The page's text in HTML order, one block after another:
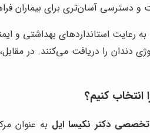
دسترسی آسان‌تری برای بیماران
به رعایت استانداردهای بهداشتی و
را دریافت می‌کنند. در
انتخاب کنیم؟
تخصصی دکتر نکیسا ایل به عنوان